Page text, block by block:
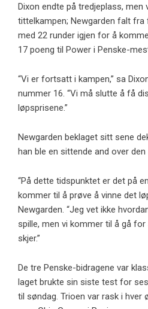
Dixon endte på tredjeplass, men
tittelkampen; Newgarden falt
med 22 runder igjen for å
17 poeng til Power i Penske-
“Vi er fortsatt i kampen,” sa
nummer 16. “Vi må slutte å få
løpsprisene.”
Newgarden beklaget sitt sene
han ble en sittende and over
“På dette tidspunktet er det på
kommer til å prøve å vinne det
Newgarden. “Jeg vet ikke
spille, men vi kommer til å gå
skjer.”
De tre Penske-bidragene var
laget brukte sin siste test for
til søndag. Trioen var rask i hver